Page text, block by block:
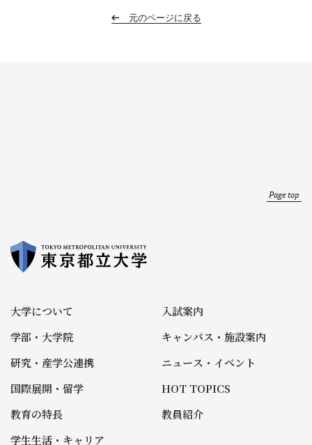
元のページに戻る
Page top
大学について
学部・大学院
研究・産学公連携
国際展開・留学
教育の特長
学生生活・キャリア
入試案内
キャンパス・施設案内
ニュース・イベント
HOT TOPICS
教員紹介